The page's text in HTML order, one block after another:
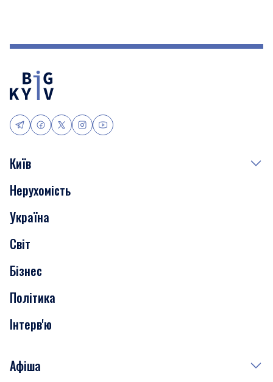
Київ
Події
Скандали
Нерухомість
Транспорт
Нерухомість
Україна
Світ
Бізнес
Політика
Інтерв'ю
Афіша